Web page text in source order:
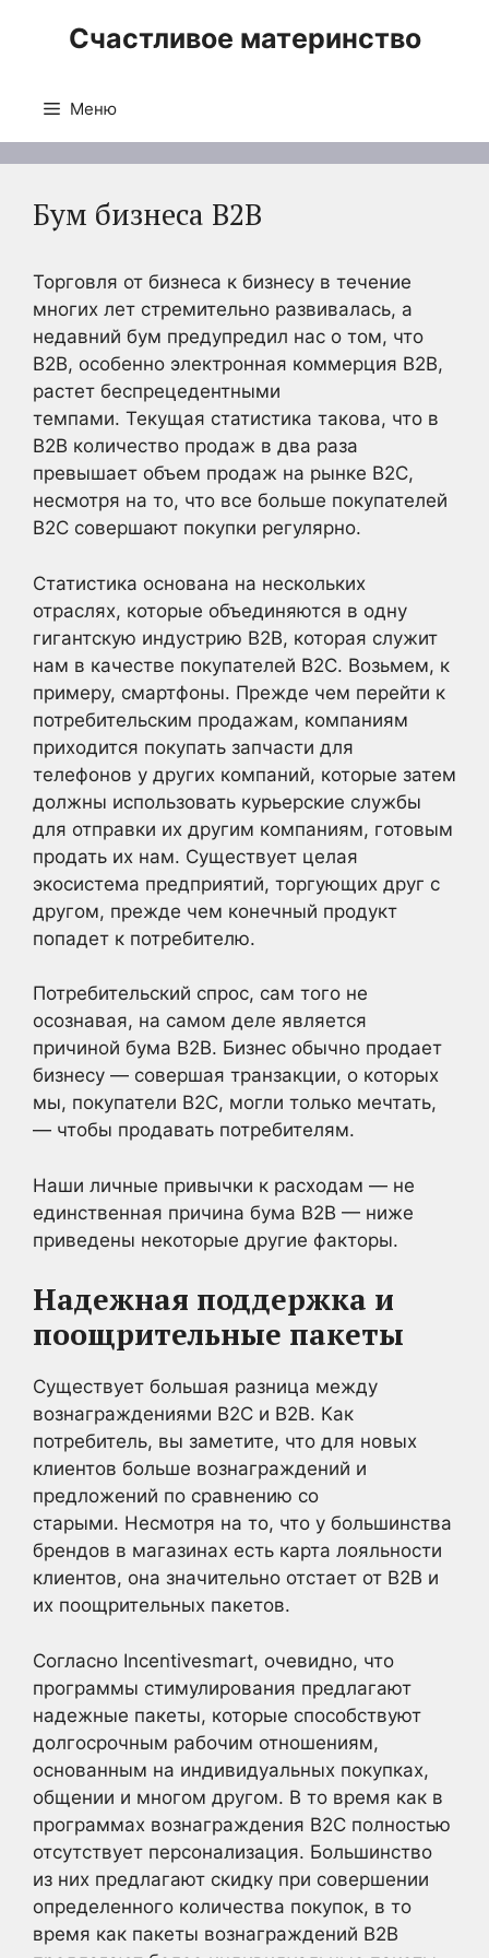
Счастливое материнство
Меню
Бум бизнеса B2B
Торговля от бизнеса к бизнесу в течение
многих лет стремительно развивалась, а
недавний бум предупредил нас о том, что
B2B, особенно электронная коммерция B2B,
растет беспрецедентными
темпами. Текущая статистика такова, что в
B2B количество продаж в два раза
превышает объем продаж на рынке B2C,
несмотря на то, что все больше покупателей
B2C совершают покупки регулярно.
Статистика основана на нескольких
отраслях, которые объединяются в одну
гигантскую индустрию B2B, которая служит
нам в качестве покупателей B2C. Возьмем, к
примеру, смартфоны. Прежде чем перейти к
потребительским продажам, компаниям
приходится покупать запчасти для
телефонов у других компаний, которые затем
должны использовать курьерские службы
для отправки их другим компаниям, готовым
продать их нам. Существует целая
экосистема предприятий, торгующих друг с
другом, прежде чем конечный продукт
попадет к потребителю.
Потребительский спрос, сам того не
осознавая, на самом деле является
причиной бума B2B. Бизнес обычно продает
бизнесу — совершая транзакции, о которых
мы, покупатели B2C, могли только мечтать,
— чтобы продавать потребителям.
Наши личные привычки к расходам — не
единственная причина бума B2B — ниже
приведены некоторые другие факторы.
Надежная поддержка и
поощрительные пакеты
Существует большая разница между
вознаграждениями B2C и B2B. Как
потребитель, вы заметите, что для новых
клиентов больше вознаграждений и
предложений по сравнению со
старыми. Несмотря на то, что у большинства
брендов в магазинах есть карта лояльности
клиентов, она значительно отстает от B2B и
их поощрительных пакетов.
Согласно Incentivesmart, очевидно, что
программы стимулирования предлагают
надежные пакеты, которые способствуют
долгосрочным рабочим отношениям,
основанным на индивидуальных покупках,
общении и многом другом. В то время как в
программах вознаграждения B2C полностью
отсутствует персонализация. Большинство
из них предлагают скидку при совершении
определенного количества покупок, в то
время как пакеты вознаграждений B2B